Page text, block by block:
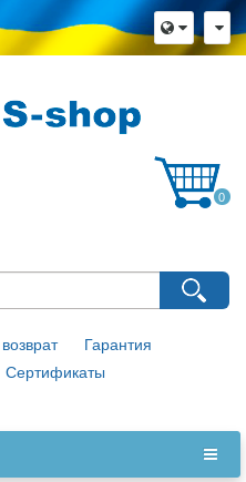
0
Гарантия
Сертификаты
×
язык магазина
Українська
Закрыть